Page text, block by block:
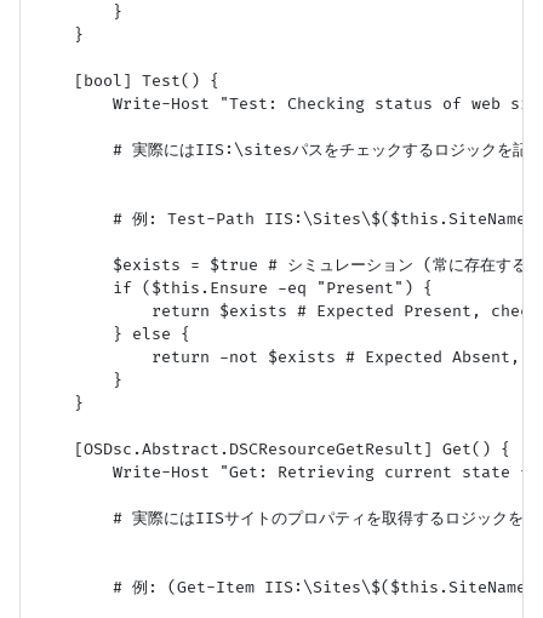
        }
    }
    [bool] Test() {
Write-Host "Test: Checking status of web
        # 実際にはIIS:\sitesパスをチェックするロジックを記述
        # 例: Test-Path IIS:\Sites\$($this.SiteName)
$exists = $true # シミュレーション (常に存在する
        if ($this.Ensure -eq "Present") {
return $exists # Expected Present,
        } else {
return -not $exists # Expected Absent,
        }
    }
    [OSDsc.Abstract.DSCResourceGetResult] Get() {
Write-Host "Get: Retrieving current state
# 実際にはIISサイトのプロパティを取得するロジックを記
# 例: (Get-Item